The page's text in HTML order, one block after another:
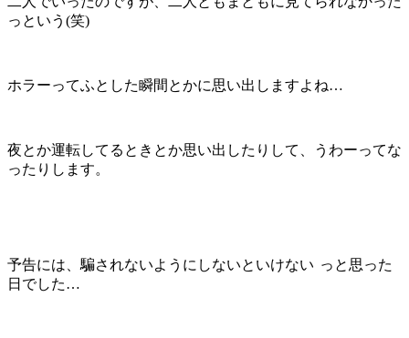
っという(笑)
ホラーってふとした瞬間とかに思い出しますよね…
夜とか運転してるときとか思い出したりして、うわーってな
ったりします。
予告には、騙されないようにしないといけない っと思った
日でした…